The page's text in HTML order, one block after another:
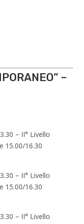
–
– II° Livello
15.00/16.30
– II° Livello
15.00/16.30
– II° Livello